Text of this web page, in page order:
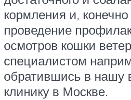
кормления и,
проведение
осмотров кошки
специалистом
обратившись в нашу
клинику в Москве.